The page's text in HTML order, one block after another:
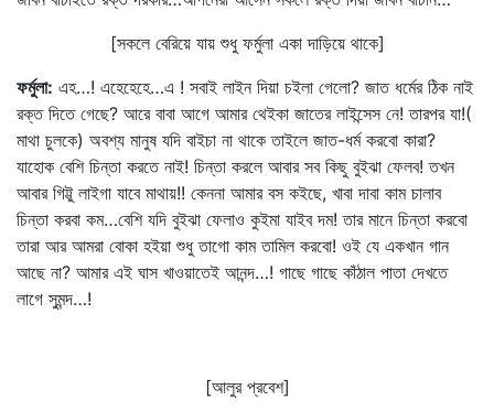
[সকলে বেরিয়ে যায় শুধু ফর্মুলা একা দাড়িয়ে থাকে]
ফর্মুলা: এহ…! এহেহেহে…এ ! সবাই লাইন দিয়া চইলা গেলো? জাত ধর্মের ঠিক নাই
রক্ত দিতে গেছে? আরে বাবা আগে আমার থেইকা জাতের লাইন্সেস নে! তারপর যা!(
মাথা চুলকে) অবশ্য মানুষ যদি বাইচা না থাকে তাইলে জাত-ধর্ম করবো কারা?
যাহোক বেশি চিন্তা করতে নাই! চিন্তা করলে আবার সব কিছু বুইঝা ফেলব! তখন
আবার গিট্টু লাইগা যাবে মাথায়!! কেননা আমার বস কইছে, খাবা দাবা কাম চালাব
চিন্তা করবা কম…বেশি যদি বুইঝা ফেলাও কুইমা যাইব দম! তার মানে চিন্তা করবো
তারা আর আমরা বোকা হইয়া শুধু তাগো কাম তামিল করবো! ওই যে একখান গান
আছে না? আমার এই ঘাস খাওয়াতেই আনন্দ…! গাছে গাছে কাঁঠাল পাতা দেখতে
লাগে সুমন্দ…!
[আলুর প্রবেশ]